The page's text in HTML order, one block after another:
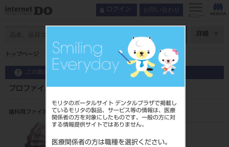
モリタのポータルサイト デンタルプラザで掲載し
ているモリタの製品、サービス等の情報は、医療
関係者の方を対象にしたものです。一般の方に対
する情報提供サイトではありません。
医療関係者の方は職種を選択ください。
ログイン お問い合わせ
メニュー
詳細
トップページ プロファイル ０４テーパー （ＣＡ用） ２５㎜
この商品に関するお問い合わせ
プロファイル ０４テーパー （ＣＡ用） ２５㎜
歯科用ファイル（ニッケルチタン製ファイル CA用）
206470002